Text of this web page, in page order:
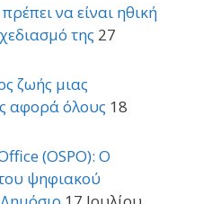
να είναι ηθική
της 27
ζωής μιας
αφορά όλους 18
(OSPO): Ο
ψηφιακού